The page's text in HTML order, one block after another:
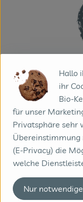
Völlig
jederzeit
am
Hallo
ihr
Bio-
für unser
Privatsphäre sehr
(E-Privacy) die
welche
Nur